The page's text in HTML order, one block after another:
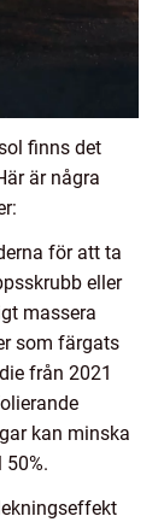
finns det
är några
för att ta
eller
massera
som färgats
från 2021
kan minska